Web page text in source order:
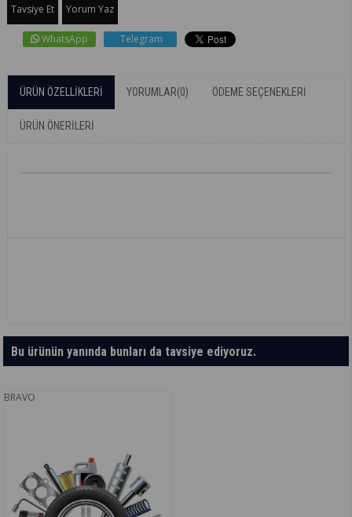
Tavsiye Et Yorum Yaz
WhatsApp Telegram
ÜRÜN ÖZELLIKLERI YORUMLAR(0) ÖDEME SEÇENEKLERI
ÜRÜN ÖNERILERI
Bu ürünün yanında bunları da tavsiye ediyoruz.
BRAVO